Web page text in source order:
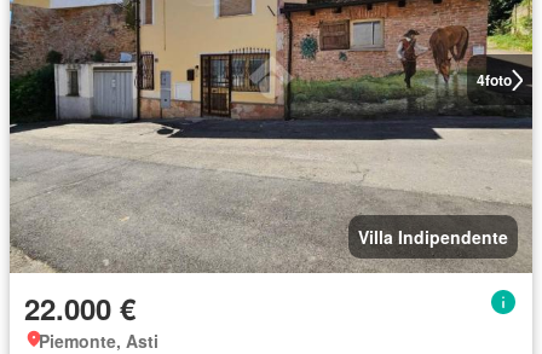
4foto
Villa Indipendente
22.000 €
Piemonte, Asti